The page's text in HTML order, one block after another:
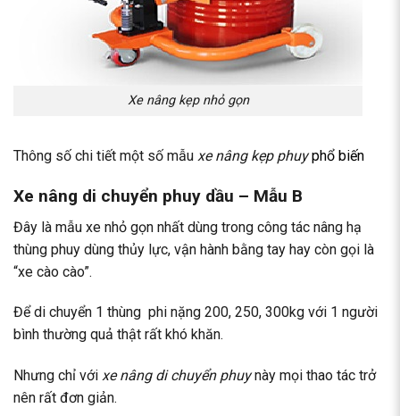
Xe nâng kẹp nhỏ gọn
Thông số chi tiết một số mẫu xe nâng kẹp phuyphổ biến
Xe nâng di chuyển phuy dầu – Mẫu B
Đây là mẫu xe nhỏ gọn nhất dùng trong công tác nâng hạ
thùng phuy dùng thủy lực, vận hành bằng tay hay còn gọi là
“xe cào cào”.
Để di chuyển 1 thùng phi nặng 200, 250, 300kg với 1 người
bình thường quả thật rất khó khăn.
Nhưng chỉ với xe nâng di chuyển phuynày mọi thao tác trở
nên rất đơn giản.